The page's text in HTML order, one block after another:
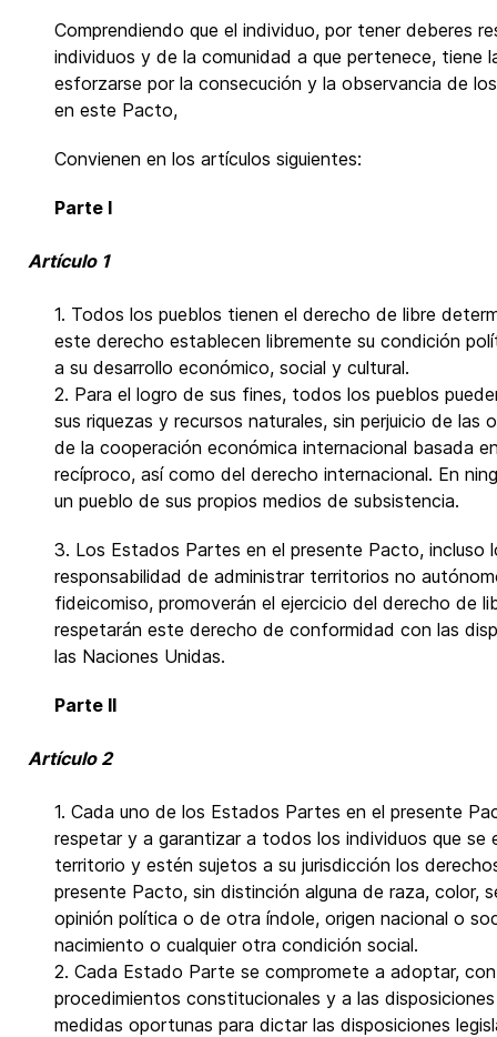
Comprendiendo que el individuo, por tener deberes
individuos y de la comunidad a que pertenece, tiene
esforzarse por la consecución y la observancia de
en este Pacto,
Convienen en los artículos siguientes:
Parte I
Artículo 1
1. Todos los pueblos tienen el derecho de libre
este derecho establecen libremente su condición
a su desarrollo económico, social y cultural.
2. Para el logro de sus fines, todos los pueblos
sus riquezas y recursos naturales, sin perjuicio de las
de la cooperación económica internacional basada
recíproco, así como del derecho internacional. En
un pueblo de sus propios medios de subsistencia.
3. Los Estados Partes en el presente Pacto, incluso
responsabilidad de administrar territorios no
fideicomiso, promoverán el ejercicio del derecho de
respetarán este derecho de conformidad con las
las Naciones Unidas.
Parte II
Artículo 2
1. Cada uno de los Estados Partes en el presente
respetar y a garantizar a todos los individuos que se
territorio y estén sujetos a su jurisdicción los
presente Pacto, sin distinción alguna de raza, color,
opinión política o de otra índole, origen nacional o
nacimiento o cualquier otra condición social.
2. Cada Estado Parte se compromete a adoptar,
procedimientos constitucionales y a las
medidas oportunas para dictar las disposiciones